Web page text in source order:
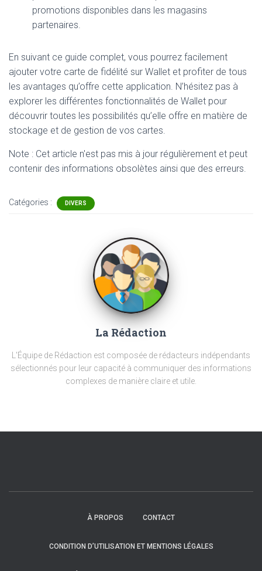
promotions disponibles dans les magasins
partenaires.
En suivant ce guide complet, vous pourrez facilement
ajouter votre carte de fidélité sur Wallet et profiter de tous
les avantages qu’offre cette application. N’hésitez pas à
explorer les différentes fonctionnalités de Wallet pour
découvrir toutes les possibilités qu’elle offre en matière de
stockage et de gestion de vos cartes.
Note : Cet article n'est pas mis à jour régulièrement et peut
contenir des informations obsolètes ainsi que des erreurs.
Catégories : DIVERS
La Rédaction
L'Équipe de Rédaction est composée de rédacteurs indépendants
sélectionnés pour leur capacité à communiquer des informations
complexes de manière claire et utile.
À PROPOS CONTACT
CONDITION D’UTILISATION ET MENTIONS LÉGALES